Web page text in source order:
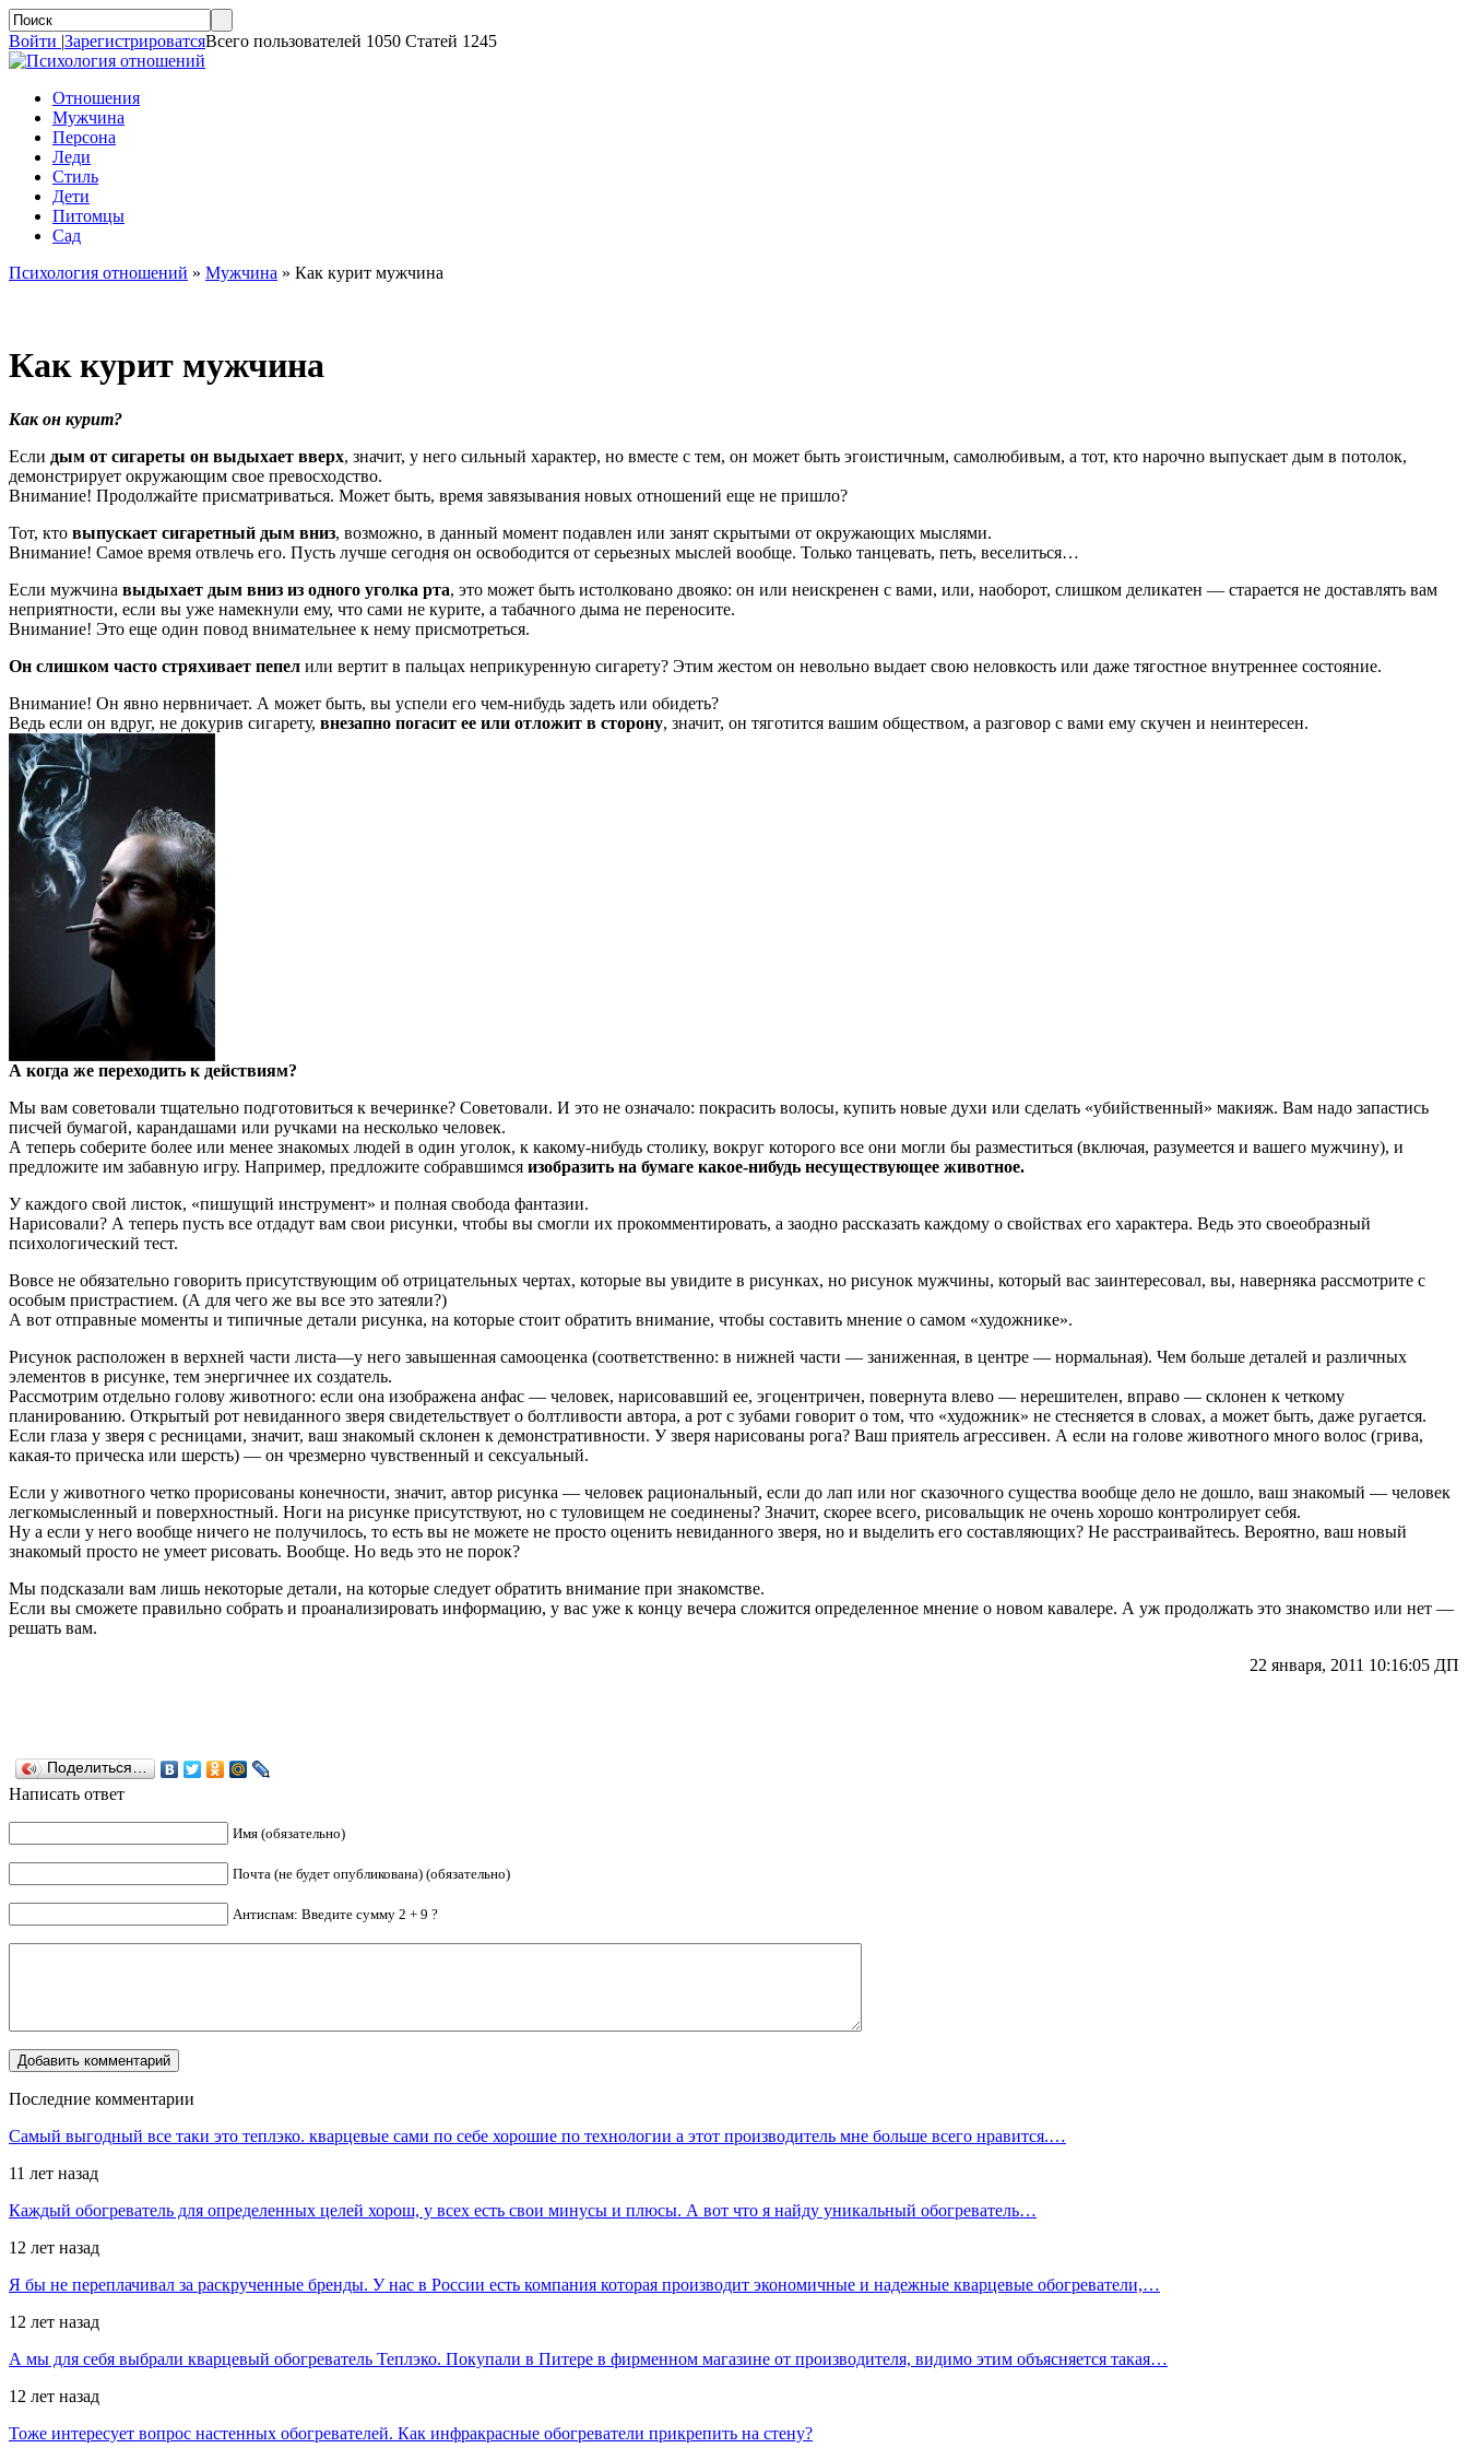
Войти |ЗарегистрироватсяВсего пользователей 1050 Статей 1245
Отношения
Мужчина
Персона
Леди
Стиль
Дети
Питомцы
Сад
Психология отношений » Мужчина » Как курит мужчина
Как курит мужчина
Как он курит?
Если дым от сигареты он выдыхает вверх, значит, у него сильный харак­тер, но вместе с тем, он может быть эгоистичным, самолюбивым, а тот, кто нарочно выпускает дым в потолок,
демонстрирует окружающим свое превосходство.
Внимание! Продолжайте присматри­ваться. Может быть, время завязывания новых отношений еще не пришло?
Тот, кто выпускает сигаретный дым вниз, возможно, в данный мо­мент подавлен или занят скрытыми от окружающих мыслями.
Внимание! Самое время отвлечь его. Пусть лучше сегодня он освободится от серьезных мыслей вообще. Только тан­цевать, петь, веселиться…
Если мужчина выдыхает дым вниз из одного уголка рта, это может быть истолковано двояко: он или неискренен с вами, или, наоборот, слишком деликатен — старается не доставлять вам
неприятности, если вы уже намекнули ему, что сами не курите, а табачного дыма не переносите.
Внимание! Это еще один повод внима­тельнее к нему присмотреться.
Он слишком часто стряхивает пепел или вертит в пальцах неприкуренную сигарету? Этим же­стом он невольно выдает свою неловкость или даже тягостное внутреннее состояние.
Внимание! Он явно нервничает. А мо­жет быть, вы успели его чем-нибудь за­деть или обидеть?
Ведь если он вдруг, не докурив сигарету, внезапно погасит ее или отложит в сторону, значит, он тяготится вашим обществом, а разговор с вами ему скучен и неинтересен.
А когда же переходить к действиям?
Мы вам советовали тщательно подготовиться к вечеринке? Советовали. И это не означало: покрасить волосы, купить новые духи или сделать «убийственный» макияж. Вам надо запастись
писчей бумагой, карандашами или ручками на несколько человек.
А теперь соберите более или менее знакомых людей в один уголок, к какому-ни­будь столику, вокруг которого все они могли бы разместиться (включая, разумеется и вашего мужчину), и
предло­жите им забавную игру. Например, предложите со­бравшимся изобразить на бумаге какое-нибудь несуществующее животное.
У каждого свой листок, «пишущий ин­струмент» и полная свобода фантазии.
Нарисовали? А теперь пусть все отдадут вам свои рисунки, чтобы вы смогли их прокомментировать, а заодно рассказать каждому о свойствах его характера. Ведь это своеобразный
психологический тест.
Вовсе не обязательно говорить присут­ствующим об отрицательных чертах, которые вы увидите в рисунках, но рисунок мужчины, который вас заинтересовал, вы, наверняка рассмотрите с
особым пристрастием. (А для чего же вы все это затеяли?)
А вот отправные моменты и типичные детали рисунка, на которые стоит обратить внимание, чтобы составить мнение о самом «художнике».
Рисунок расположен в верхней части листа—у него завышенная самооценка (соответственно: в нижней части — заниженная, в центре — нормальная). Чем больше деталей и различных
элементов в рисунке, тем энергичнее их создатель.
Рассмотрим отдельно голову животного: если она изображена анфас — человек, нарисовавший ее, эгоцентричен, повернута влево — нерешителен, вправо — склонен к четкому
планированию. Открытый рот невиданного зверя свидетельствует о болтливости автора, а рот с зубами говорит о том, что «художник» не стесняется в словах, а может быть, даже ругается.
Если глаза у зверя с ресницами, значит, ваш знакомый склонен к демонстративности. У зверя нарисованы рога? Ваш приятель агрессивен. А если на голове животного много волос (грива,
какая-то прическа или шерсть) — он чрезмерно чувственный и сексуальный.
Если у животного четко прорисованы конечности, значит, автор рисунка — человек рациональный, если до лап или ног сказочного существа вообще дело не дошло, ваш знакомый — человек
легкомысленный и поверхностный. Ноги на рисунке присутствуют, но с туловищем не соединены? Значит, скорее всего, рисовальщик не очень хорошо контролирует себя.
Ну а если у него вообще ничего не полу­чилось, то есть вы не можете не просто оценить невиданного зверя, но и выделить его составляющих? Не расстраивайтесь. Вероятно, ваш новый
знакомый просто не умеет рисовать. Вообще. Но ведь это не порок?
Мы подсказали вам лишь некоторые детали, на которые следует обратить внимание при знакомстве.
Если вы сможете правильно собрать и проанализировать информацию, у вас уже к концу вечера сложится определенное мнение о новом кавалере. А уж продолжать это знакомство или нет —
решать вам.
22 января, 2011 10:16:05 ДП
Поделиться…
Написать ответ
Имя (обязательно)
Почта (не будет опубликована) (обязательно)
Антиспам: Введите сумму 2 + 9 ?
Последние комментарии
Самый выгодный все таки это теплэко. кварцевые сами по себе хорошие по технологии а этот производитель мне больше всего нравится.…
11 лет назад
Каждый обогреватель для определенных целей хорош, у всех есть свои минусы и плюсы. А вот что я найду уникальный обогреватель…
12 лет назад
Я бы не переплачивал за раскрученные бренды. У нас в России есть компания которая производит экономичные и надежные кварцевые обогреватели,…
12 лет назад
А мы для себя выбрали кварцевый обогреватель Теплэко. Покупали в Питере в фирменном магазине от производителя, видимо этим объясняется такая…
12 лет назад
Тоже интересует вопрос настенных обогревателей. Как инфракрасные обогреватели прикрепить на стену?